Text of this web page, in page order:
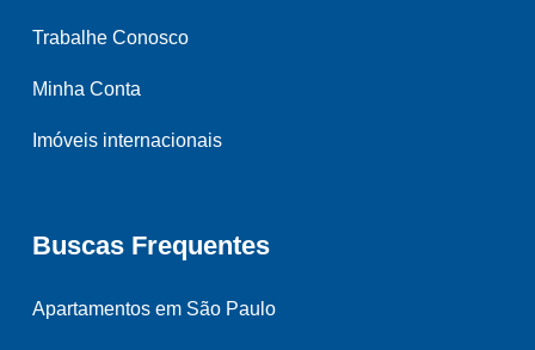
Trabalhe Conosco
Minha Conta
Imóveis internacionais
Buscas Frequentes
Apartamentos em São Paulo